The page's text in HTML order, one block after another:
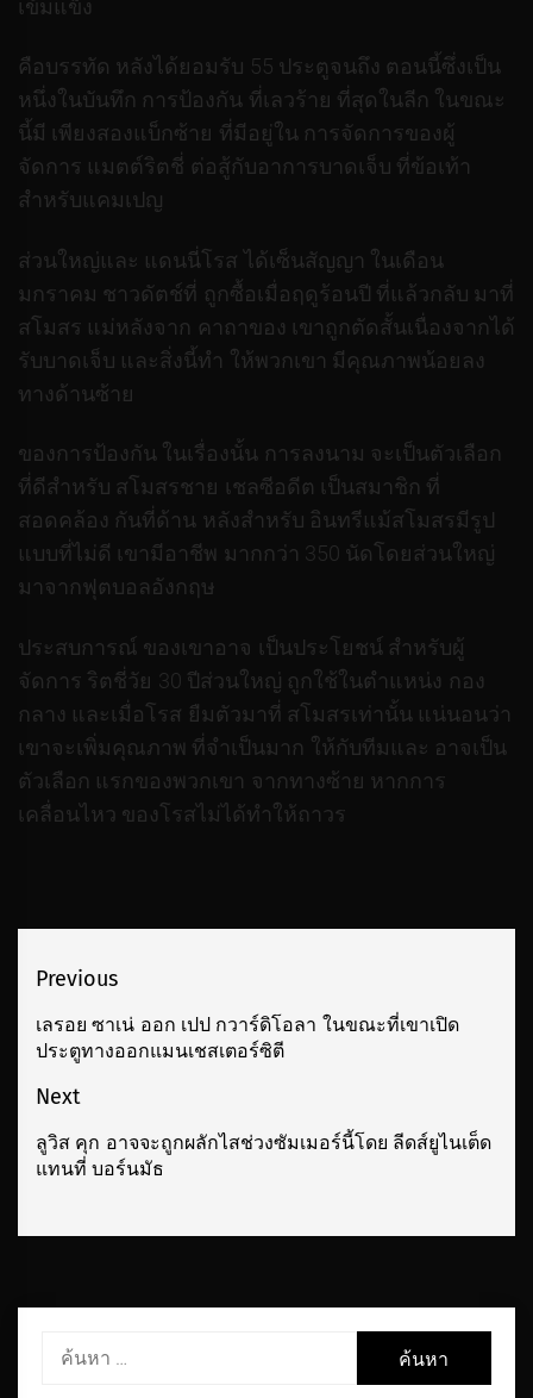
เข้มแข็ง
คือบรรทัด หลังได้ยอมรับ 55 ประตูจนถึง ตอนนี้ซึ่งเป็น
หนึ่งในบันทึก การป้องกัน ที่เลวร้าย ที่สุดในลีก ในขณะ
นี้มี เพียงสองแบ็กซ้าย ที่มีอยู่ใน การจัดการของผู้
จัดการ แมตต์ริตชี่ ต่อสู้กับอาการบาดเจ็บ ที่ข้อเท้า
สำหรับแคมเปญ
ส่วนใหญ่และ แดนนี่โรส ได้เซ็นสัญญา ในเดือน
มกราคม ชาวดัตช์ที่ ถูกซื้อเมื่อฤดูร้อนปี ที่แล้วกลับ มาที่
สโมสร แม่หลังจาก คาถาของ เขาถูกตัดสั้นเนื่องจากได้
รับบาดเจ็บ และสิ่งนี้ทำ ให้พวกเขา มีคุณภาพน้อยลง
ทางด้านซ้าย
ของการป้องกัน ในเรื่องนั้น การลงนาม จะเป็นตัวเลือก
ที่ดีสำหรับ สโมสรชาย เชลซีอดีต เป็นสมาชิก ที่
สอดคล้อง กันที่ด้าน หลังสำหรับ อินทรีแม้สโมสรมีรูป
แบบที่ไม่ดี เขามีอาชีพ มากกว่า 350 นัดโดยส่วนใหญ่
มาจากฟุตบอลอังกฤษ
ประสบการณ์ ของเขาอาจ เป็นประโยชน์ สำหรับผู้
จัดการ ริตชี่วัย 30 ปีส่วนใหญ่ ถูกใช้ในตำแหน่ง กอง
กลาง และเมื่อโรส ยืมตัวมาที่ สโมสรเท่านั้น แน่นอนว่า
เขาจะเพิ่มคุณภาพ ที่จำเป็นมาก ให้กับทีมและ อาจเป็น
ตัวเลือก แรกของพวกเขา จากทางซ้าย หากการ
เคลื่อนไหว ของโรสไม่ได้ทำให้ถาวร
เมนู
นำทาง
เรื่อง
Previous
Previous
post:
เลรอย ซาเน่ ออก เปป กวาร์ดิโอลา ในขณะที่เขาเปิด
ประตูทางออกแมนเชสเตอร์ซิตี
Next
Next
post:
ลูวิส คุก อาจจะถูกผลักไสช่วงซัมเมอร์นี้โดย ลีดส์ยูไนเต็ด
แทนที่ บอร์นมัธ
ค้นหา